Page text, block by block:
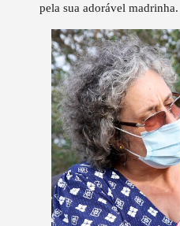
pela sua adorável madrinha.